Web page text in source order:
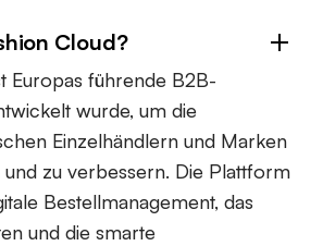
Cloud?
Europas führende B2B-
wurde, um die
Einzelhändlern und Marken
zu verbessern. Die Plattform
Bestellmanagement, das
und die smarte